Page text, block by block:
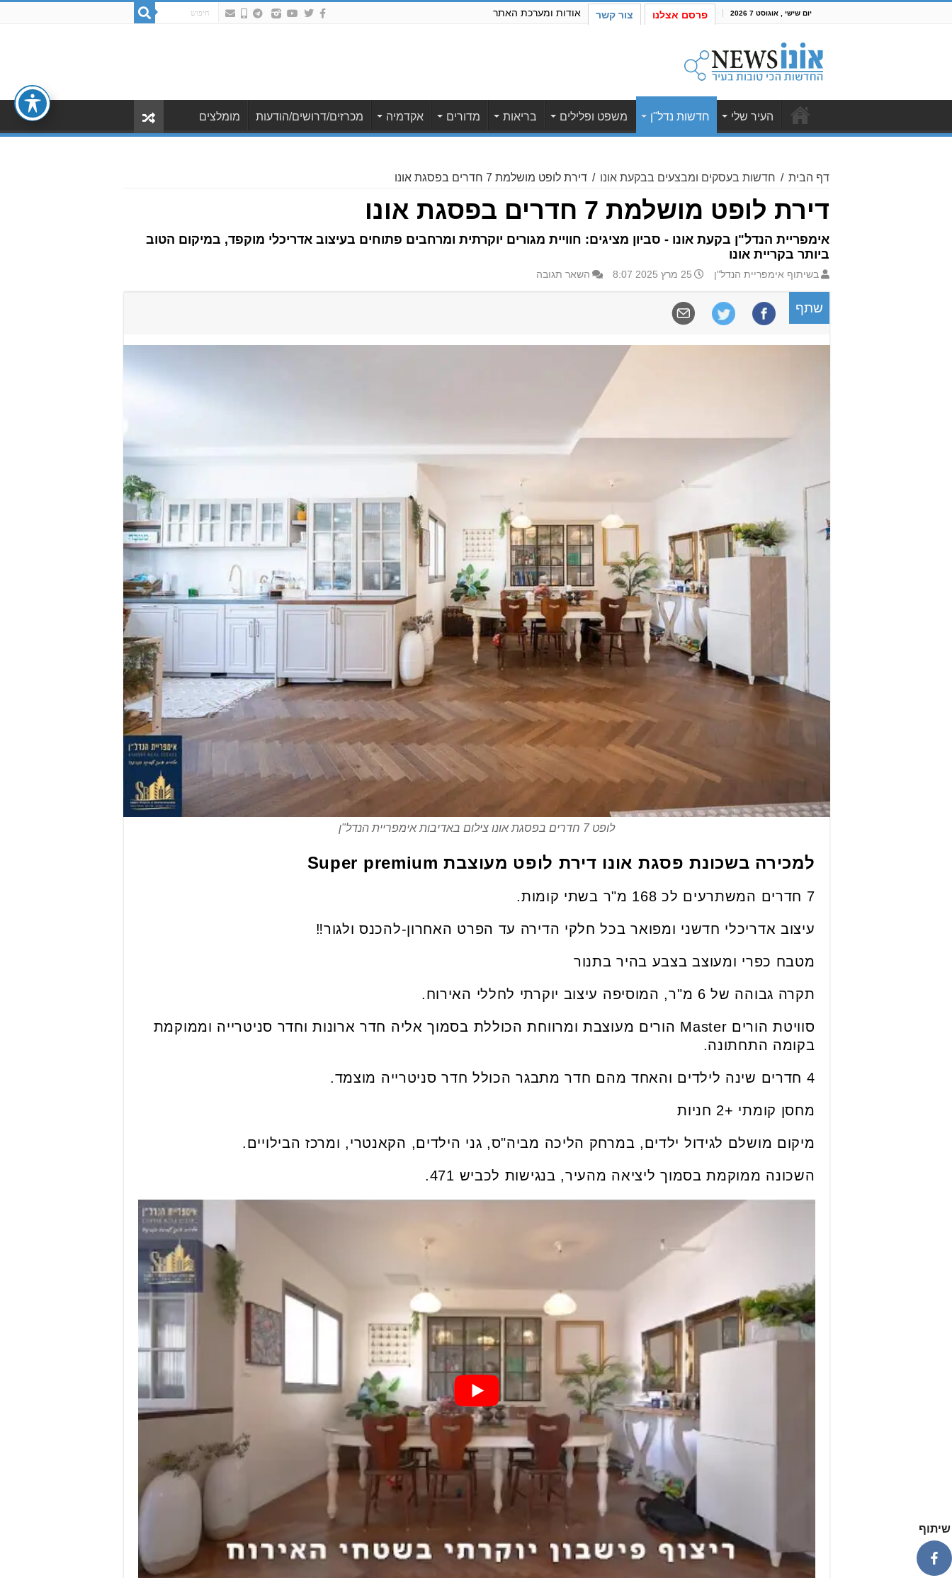
יום שישי , אוגוסט 7 2026 פרסם אצלנו צור קשר אודות ומערכת האתר
העיר שלי חדשות נדל"ן משפט ופלילים בריאות מדורים אקדמיה מכרזים/דרושים/הודעות מומלצים
דף הבית / חדשות בעסקים ומבצעים בבקעת אונו / דירת לופט מושלמת 7 חדרים בפסגת אונו
דירת לופט מושלמת 7 חדרים בפסגת אונו
אימפריית הנדל"ן בקעת אונו - סביון מציגים: חוויית מגורים יוקרתית ומרחבים פתוחים בעיצוב אדריכלי מוקפד, במיקום הטוב
ביותר בקריית אונו
בשיתוף אימפריית הנדל"ן 25 מרץ 2025 8:07 השאר תגובה
שתף
לופט 7 חדרים בפסגת אונו צילום באדיבות אימפריית הנדל"ן
למכירה בשכונת פסגת אונו דירת לופט מעוצבת Super premium
7 חדרים המשתרעים לכ 168 מ"ר בשתי קומות.
עיצוב אדריכלי חדשני ומפואר בכל חלקי הדירה עד הפרט האחרון-להכנס ולגור‼
מטבח כפרי ומעוצב בצבע בהיר בתנור
תקרה גבוהה של 6 מ"ר, המוסיפה עיצוב יוקרתי לחללי האירוח.
סוויטת הורים Master הורים מעוצבת ומרווחת הכוללת בסמוך אליה חדר ארונות וחדר סניטרייה וממוקמת
בקומה התחתונה.
4 חדרים שינה לילדים והאחד מהם חדר מתבגר הכולל חדר סניטרייה מוצמד.
מחסן קומתי +2 חניות
מיקום מושלם לגידול ילדים, במרחק הליכה מביה"ס, גני הילדים, הקאנטרי, ומרכז הבילויים.
השכונה ממוקמת בסמוך ליציאה מהעיר, בנגישות לכביש 471.
שיתוף